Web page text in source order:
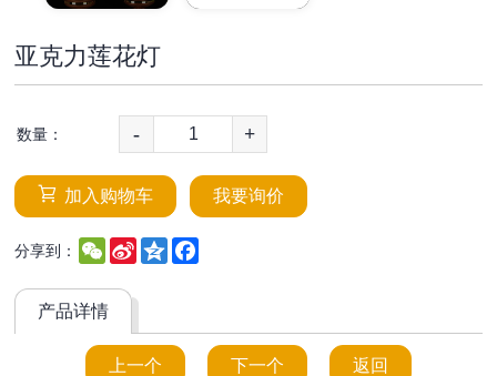
亚克力莲花灯
数量： - +
加入购物车 我要询价
分享到： WeChat
Sina
Weibo
Qzone
产品详情
上一个 下一个 返回